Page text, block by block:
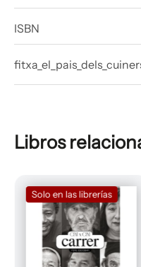
ISBN
Libros
Solo en las librerías